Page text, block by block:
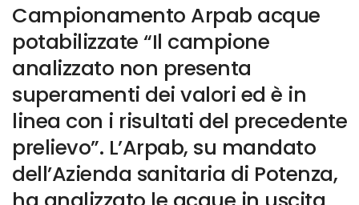
Campionamento Arpab acque
potabilizzate “Il campione
analizzato non presenta
superamenti dei valori ed è in
linea con i risultati del precedente
prelievo”. L’Arpab, su mandato
dell’Azienda sanitaria di Potenza,